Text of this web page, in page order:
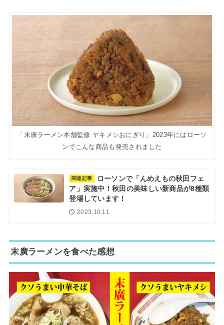
「末廣ラーメン本舗監修 ヤキメシおにぎり」2023年にはローソ
ンでこんな商品も発売されました
関連記事
ローソンで「んめえもの秋田フェ
ア」実施中！秋田の美味しい新商品が8種類
登場しています！
2023.10.11
末廣ラーメンを食べた感想